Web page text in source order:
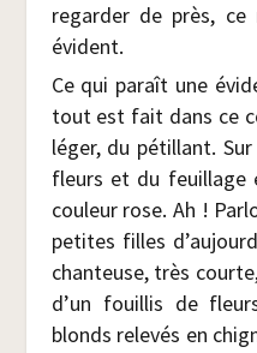
regar­der de près, ce
évident.
Ce qui paraît une
tout est fait dans ce
léger, du pétillant.
fleurs et du feuillage
cou­leur rose. Ah !
petites filles
chan­teuse, très
d’un fouillis de
blonds rele­vés en